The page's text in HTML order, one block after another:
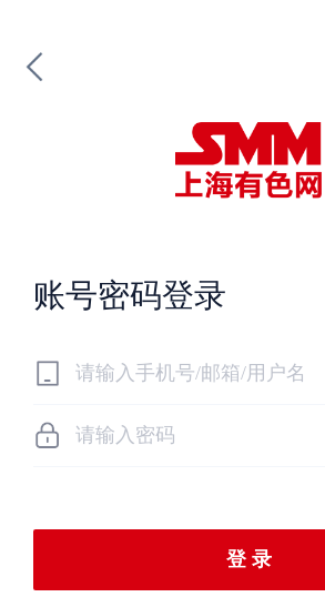
账号密码登录
登 录